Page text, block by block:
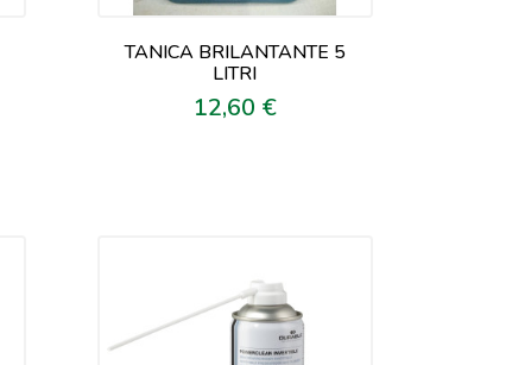
TANICA BRILANTANTE 5
LITRI
Prezzo
12,60 €